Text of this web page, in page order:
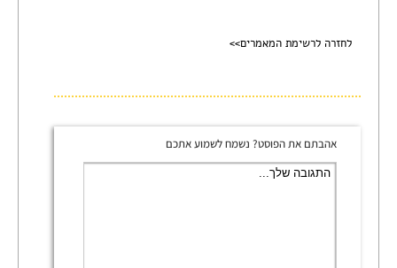
לחזרה לרשימת המאמרים>>
אהבתם את הפוסט? נשמח לשמוע אתכם